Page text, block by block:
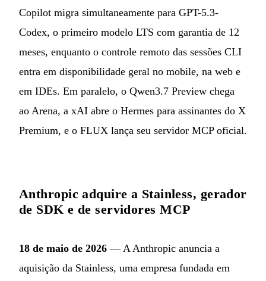
Copilot migra simultaneamente para GPT-5.3-
Codex, o primeiro modelo LTS com garantia de 12
meses, enquanto o controle remoto das sessões CLI
entra em disponibilidade geral no mobile, na web e
em IDEs. Em paralelo, o Qwen3.7 Preview chega
ao Arena, a xAI abre o Hermes para assinantes do X
Premium, e o FLUX lança seu servidor MCP oficial.
Anthropic adquire a Stainless, gerador
de SDK e de servidores MCP
18 de maio de 2026 — A Anthropic anuncia a
aquisição da Stainless, uma empresa fundada em